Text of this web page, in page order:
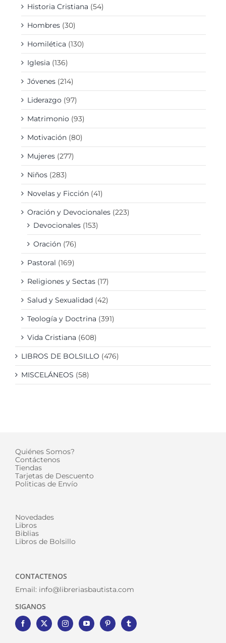
Historia Cristiana (54)
Hombres (30)
Homilética (130)
Iglesia (136)
Jóvenes (214)
Liderazgo (97)
Matrimonio (93)
Motivación (80)
Mujeres (277)
Niños (283)
Novelas y Ficción (41)
Oración y Devocionales (223)
Devocionales (153)
Oración (76)
Pastoral (169)
Religiones y Sectas (17)
Salud y Sexualidad (42)
Teología y Doctrina (391)
Vida Cristiana (608)
LIBROS DE BOLSILLO (476)
MISCELÁNEOS (58)
Quiénes Somos?
Contáctenos
Tiendas
Tarjetas de Descuento
Politicas de Envío
Novedades
Libros
Biblias
Libros de Bolsillo
CONTACTENOS
Email: info@libreriasbautista.com
SIGANOS